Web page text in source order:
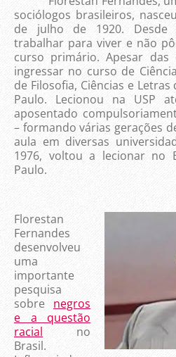
sociólogos brasileiros,
de julho de 1920. Desde
trabalhar para viver e não
curso primário. Apesar das
ingressar no curso de
de Filosofia, Ciências e
Paulo. Lecionou na USP
aposentado
– formando várias gerações
aula em diversas
1976, voltou a lecionar no
Paulo.
Florestan
Fernandes
desenvolveu
uma
importante
pesquisa
sobre negros
e a questão
racial no
Brasil.